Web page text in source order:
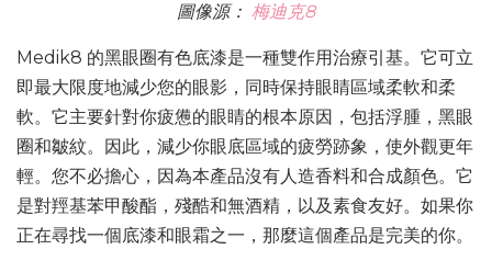
圖像源： 梅迪克8
Medik8 的黑眼圈有色底漆是一種雙作用治療引基。它可立
即最大限度地減少您的眼影，同時保持眼睛區域柔軟和柔
軟。它主要針對你疲憊的眼睛的根本原因，包括浮腫，黑眼
圈和皺紋。因此，減少你眼底區域的疲勞跡象，使外觀更年
輕。您不必擔心，因為本產品沒有人造香料和合成顏色。它
是對羥基苯甲酸酯，殘酷和無酒精，以及素食友好。如果你
正在尋找一個底漆和眼霜之一，那麼這個產品是完美的你。